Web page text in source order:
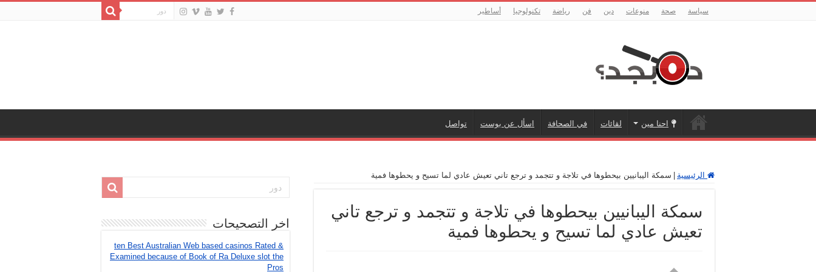
سياسة صحة منوعات دين فن رياضة تكنولوجيا أساطير
احنا مين لقائات في الصحافة اسأل عن بوست تواصل
الرئيسية سمكة اليبانيين بيحطوها في تلاجة و تتجمد و ترجع تاني تعيش عادي لما تسيح و يحطوها فمية
سمكة اليبانيين بيحطوها في تلاجة و تتجمد و ترجع تاني
تعيش عادي لما تسيح و يحطوها فمية
اخر التصحيحات
ten Best Australian Web based casinos Rated &
Examined because of Book of Ra Deluxe slot the
Pros